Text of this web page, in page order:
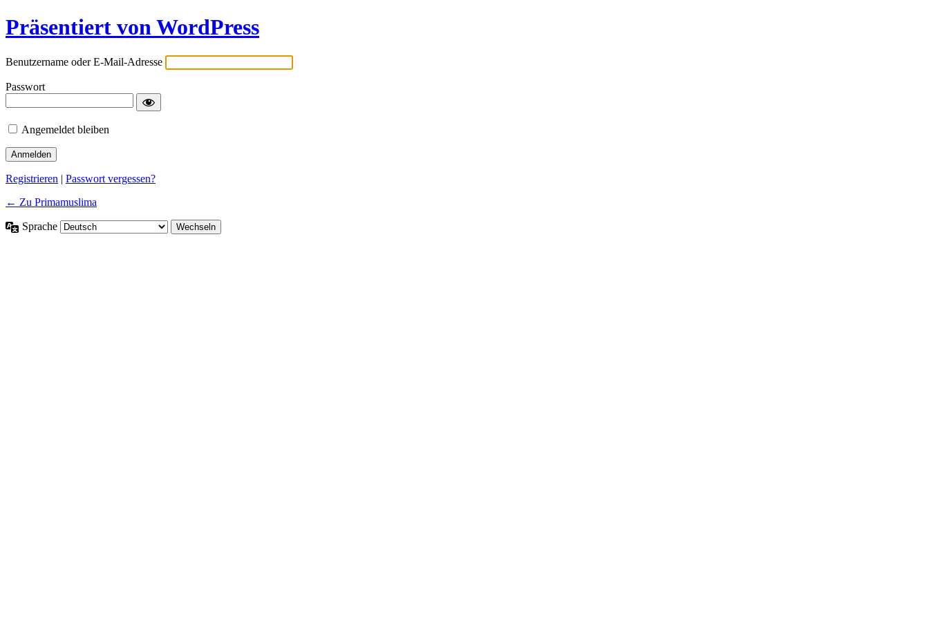
Präsentiert von WordPress
Benutzername oder E-Mail-Adresse
Passwort
Angemeldet bleiben
Registrieren | Passwort vergessen?
← Zu Primamuslima
Sprache